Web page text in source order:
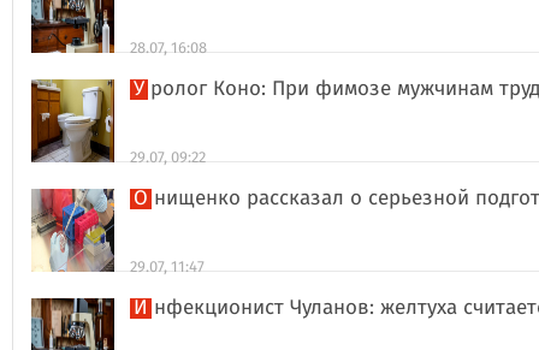
28.07, 16:08
Уролог Коно: При фимозе мужчинам
29.07, 09:22
Онищенко рассказал о серьезной
29.07, 11:47
Инфекционист Чуланов: желтуха